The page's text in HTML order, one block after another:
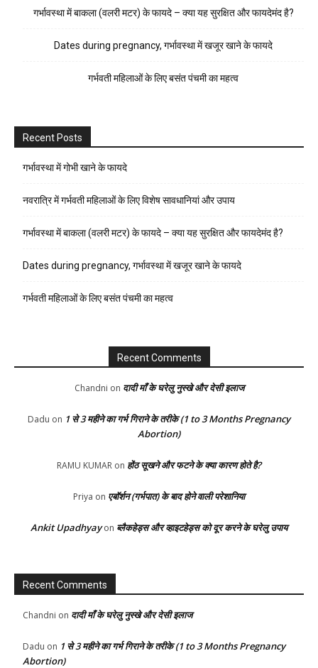
गर्भावस्था में बाकला (वलरी मटर) के फायदे – क्या यह सुरक्षित और फायदेमंद है?
Dates during pregnancy, गर्भावस्था में खजूर खाने के फायदे
गर्भवती महिलाओं के लिए बसंत पंचमी का महत्व
Recent Posts
गर्भावस्था में गोभी खाने के फायदे
नवरात्रि में गर्भवती महिलाओं के लिए विशेष सावधानियां और उपाय
गर्भावस्था में बाकला (वलरी मटर) के फायदे – क्या यह सुरक्षित और फायदेमंद है?
Dates during pregnancy, गर्भावस्था में खजूर खाने के फायदे
गर्भवती महिलाओं के लिए बसंत पंचमी का महत्व
Recent Comments
Chandni on दादी माँ के घरेलु नुस्खे और देसी इलाज
Dadu on 1 से 3 महीने का गर्भ गिराने के तरीके (1 to 3 Months Pregnancy
Abortion)
RAMU KUMAR on होंठ सूखने और फटने के क्या कारण होते है?
Priya on एबॉर्शन (गर्भपात) के बाद होने वाली परेशानिया
Ankit Upadhyayon ब्लैकहेड्स और व्हाइटहेड्स को दूर करने के घरेलु उपाय
Recent Comments
Chandni on दादी माँ के घरेलु नुस्खे और देसी इलाज
Dadu on 1 से 3 महीने का गर्भ गिराने के तरीके (1 to 3 Months Pregnancy
Abortion)